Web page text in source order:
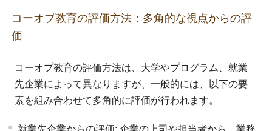
コーオプ教育の評価方法：多角的な視点からの評
価
コーオプ教育の評価方法は、大学やプログラム、就業
先企業によって異なりますが、一般的には、以下の要
素を組み合わせて多角的に評価が行われます。